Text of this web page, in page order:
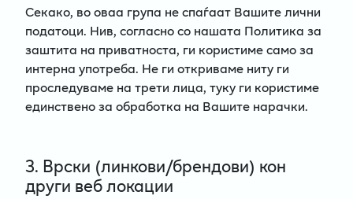
Секако, во оваа група не спаѓаат Вашите лични
податоци. Нив, согласно со нашата Политика за
заштита на приватноста, ги користиме само за
интерна употреба. Не ги откриваме ниту ги
проследуваме на трети лица, туку ги користиме
единствено за обработка на Вашите нарачки.
3. Врски (линкови/брендови) кон
други веб локации